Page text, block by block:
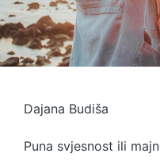
Dajana Budiša
Puna svjesnost ili